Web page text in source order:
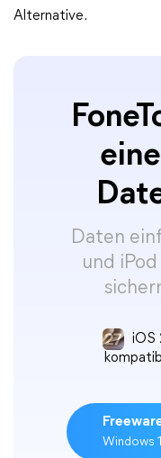
Alternative.
Daten
und
iOS
Windows